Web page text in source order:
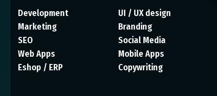
Development
UI / UX design
Marketing
Branding
SEO
Social Media
Web Apps
Mobile Apps
Eshop / ERP
Copywriting